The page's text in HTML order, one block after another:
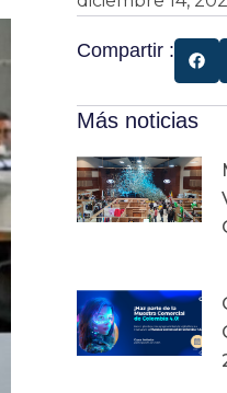
Compartir :
Más noticias